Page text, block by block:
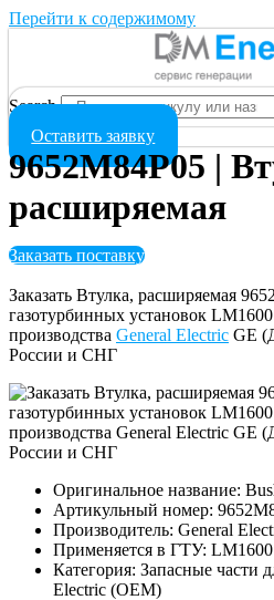
Перейти к содержимому
Search
Оставить заявку
9652M84P05 |
расширяемая
Заказать поставку
Заказать Втулка, расширяемая
газотурбинных установок LM1600
производства General Electric GE
России и СНГ
Оригинальное название:
Артикульный номер:
Производитель: General
Применяется в ГТУ:
Категория: Запасные части
Electric (OEM)